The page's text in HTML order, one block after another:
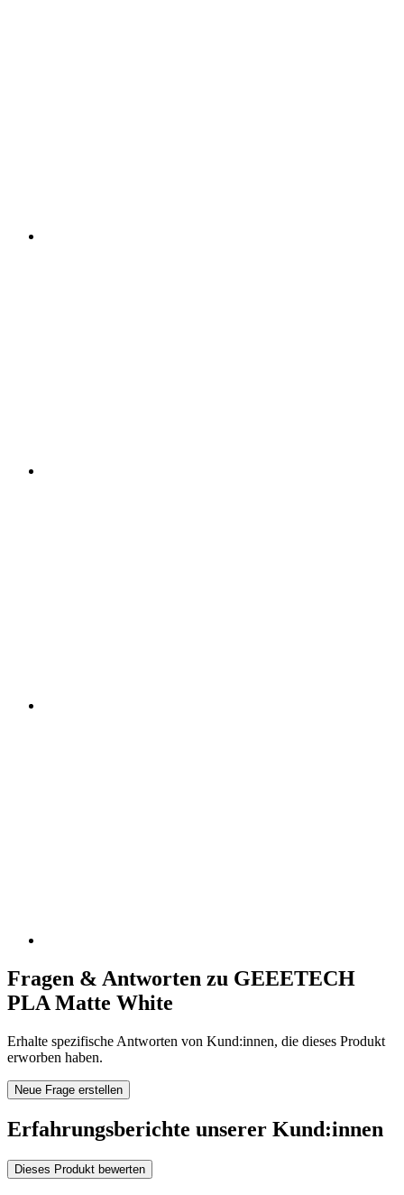
Fragen & Antworten zu GEEETECH
PLA Matte White
Erhalte spezifische Antworten von Kund:innen, die dieses Produkt
erworben haben.
Neue Frage erstellen
Erfahrungsberichte unserer Kund:innen
Dieses Produkt bewerten